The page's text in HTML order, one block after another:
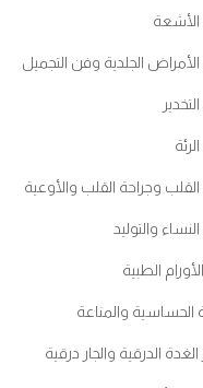
الجلدية وفن التجميل
وجراحة القلب والأوعية
والتوليد
الطبية
الحساسية والمناعة
الدرقية والجار درقية